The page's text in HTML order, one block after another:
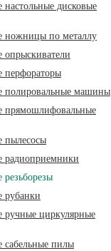
дисковые
ножницы по металлу
опрыскиватели
перфораторы
полировальные машины
прямошлифовальные
пылесосы
радиоприемники
рубанки
ручные циркулярные
сабельные пилы